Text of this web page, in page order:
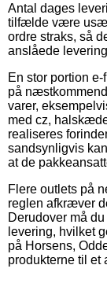
Antal dages
tilfælde være
ordre straks, så
anslåede
En stor portion
på
varer,
med cz,
realiseres
sandsynligvis
at de
Flere outlets på
reglen afkræver
Derudover må
levering, hvilket
på Horsens,
produkterne til et